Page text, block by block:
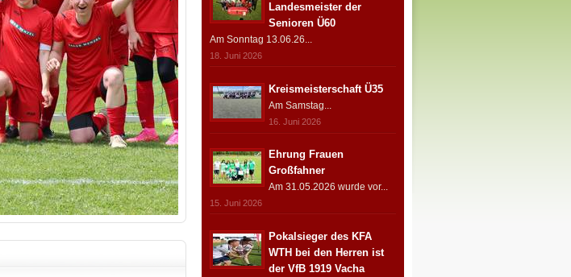
Landesmeister der
Senioren Ü60
Am Sonntag 13.06.26...
18. Juni 2026
Kreismeisterschaft Ü35
Am Samstag...
16. Juni 2026
Ehrung Frauen
Großfahner
Am 31.05.2026 wurde vor...
15. Juni 2026
Pokalsieger des KFA
WTH bei den Herren ist
der VfB 1919 Vacha